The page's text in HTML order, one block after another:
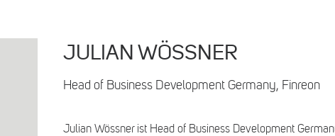
JULIAN WÖSSNER
Head of Business Development Germany, Finreon
Julian Wössner ist Head of Business Development